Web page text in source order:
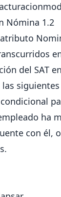
Nómina 1.2
del SAT
ha
con él,